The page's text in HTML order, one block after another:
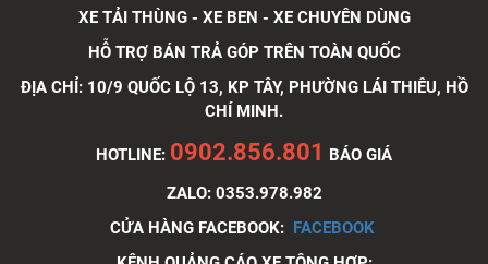
Xe tải Foton 990kg
Xe tải Foton 990kg
XE TẢI THÙNG - XE BEN - XE CHUYÊN DÙNG
HỖ TRỢ BÁN TRẢ GÓP TRÊN TOÀN QUỐC
ĐỊA CHỈ: 10/9 QUỐC LỘ 13, KP TÂY, PHƯỜNG LÁI THIÊU, HỒ
CHÍ MINH.
HOTLINE: 0902.856.801
BÁO GIÁ
ZALO: 0353.978.982
CỬA HÀNG FACEBOOK:
FACEBOOK